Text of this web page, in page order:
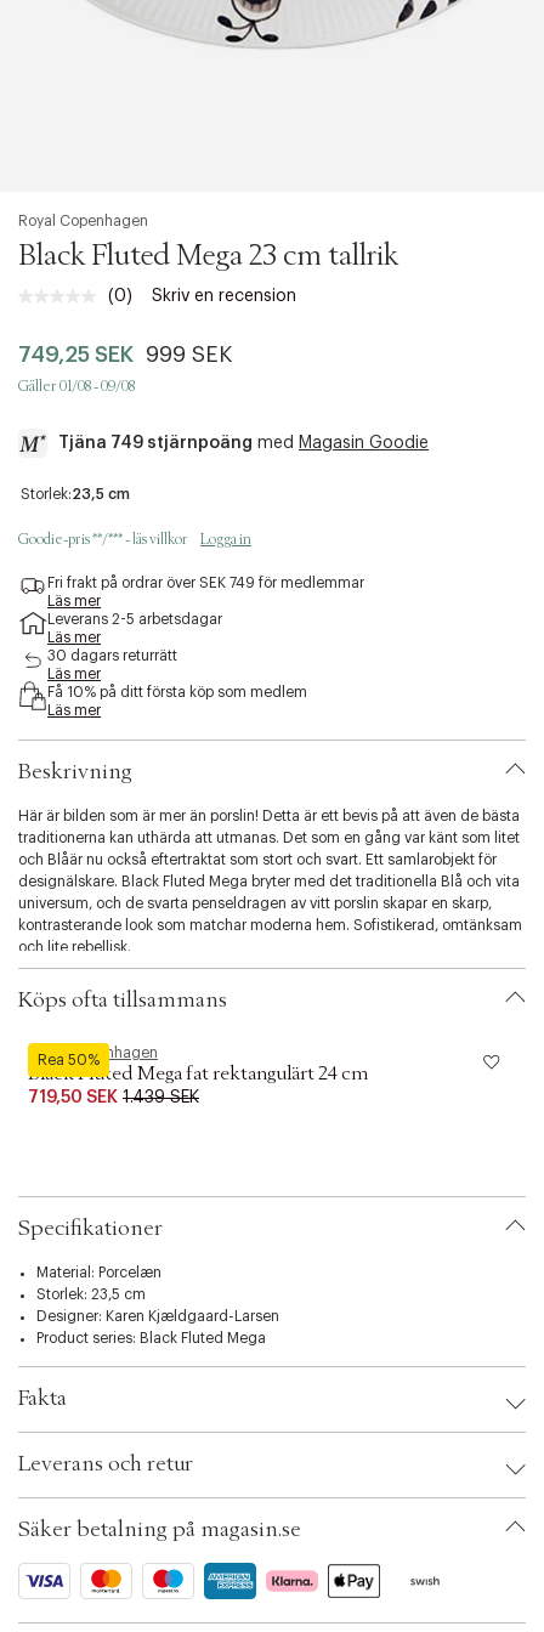
Royal Copenhagen
Black Fluted Mega 23 cm tallrik
Inget
Länk
till
samma
(0) Skriv en recension
749,25 SEK 999 SEK
Gäller 01/08 - 09/08
Tjäna 749 stjärnpoäng med Magasin Goodie
a
c
s
i
b
l
t
.
a
r
i
a
t
i
o
.
e
e
n
Storlek:23,5 cm
Goodie-pris **/*** - läs villkor Logga in
Fri frakt på ordrar över SEK 749 för medlemmar
Läs mer
Leverans 2-5 arbetsdagar
Läs mer
30 dagars returrätt
Läs mer
Få 10% på ditt första köp som medlem
Läs mer
Beskrivning
Här är bilden som är mer än porslin! Detta är ett bevis på att även de bästa
traditionerna kan uthärda att utmanas. Det som en gång var känt som litet
och Blåär nu också eftertraktat som stort och svart. Ett samlarobjekt för
designälskare. Black Fluted Mega bryter med det traditionella Blå och vita
universum, och de svarta penseldragen av vitt porslin skapar en skarp,
kontrasterande look som matchar moderna hem. Sofistikerad, omtänksam
och lite rebellisk.
Köps ofta tillsammans
Rea 50%
Royal Copenhagen
Black Fluted Mega fat rektangulärt 24 cm
719,50 SEK 1.439 SEK
Specifikationer
Material: Porcelæn
Storlek: 23,5 cm
Designer: Karen Kjældgaard-Larsen
Product series: Black Fluted Mega
Fakta
EAN: 5705140730606
ID: ACEH09-0008
För att omfattas av Royal Copenhagens porslingaranti måste du registrera
ditt nya porslin på RoyalCopenhagen.com
Leverans och retur
Säker betalning på magasin.se